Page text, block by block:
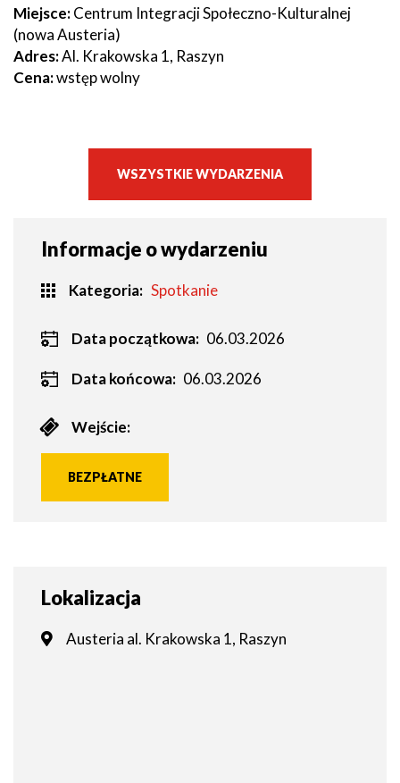
Miejsce:Centrum Integracji Społeczno-Kulturalnej
(nowa Austeria)
Adres:Al. Krakowska 1, Raszyn
Cena:wstęp wolny
WSZYSTKIE WYDARZENIA
Informacje o wydarzeniu
Kategoria Spotkanie
Data początkowa: 06.03.2026
Data końcowa: 06.03.2026
Wejście:
BEZPŁATNE
Lokalizacja
Austeria al. Krakowska 1, Raszyn